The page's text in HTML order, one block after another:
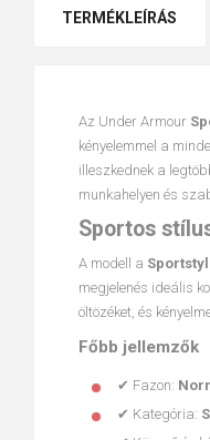
TERMÉKLEÍRÁS
Az Under Armour
kényelemmel a
illeszkednek a
munkahelyen és
Sportos
A modell a
megjelenés ideális
öltözéket, és
Főbb jellemzők
✔ Fazon:
✔ Kategória: